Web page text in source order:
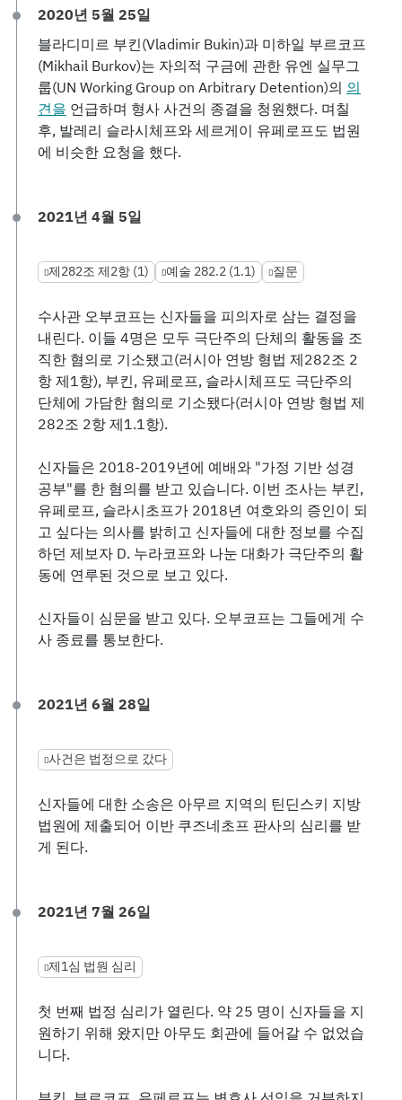
2020년 5월 25일
블라디미르 부킨(Vladimir Bukin)과 미하일 부르코프
(Mikhail Burkov)는 자의적 구금에 관한 유엔 실무그
룹(UN Working Group on Arbitrary Detention)의 의
견을 언급하며 형사 사건의 종결을 청원했다. 며칠
후, 발레리 슬라시체프와 세르게이 유페로프도 법원
에 비슷한 요청을 했다.
2021년 4월 5일
제282조 제2항 (1) 예술 282.2 (1.1) 질문
수사관 오부코프는 신자들을 피의자로 삼는 결정을
내린다. 이들 4명은 모두 극단주의 단체의 활동을 조
직한 혐의로 기소됐고(러시아 연방 형법 제282조 2
항 제1항), 부킨, 유페로프, 슬라시체프도 극단주의
단체에 가담한 혐의로 기소됐다(러시아 연방 형법 제
282조 2항 제1.1항).
신자들은 2018-2019년에 예배와 "가정 기반 성경
공부"를 한 혐의를 받고 있습니다. 이번 조사는 부킨,
유페로프, 슬라시초프가 2018년 여호와의 증인이 되
고 싶다는 의사를 밝히고 신자들에 대한 정보를 수집
하던 제보자 D. 누라코프와 나눈 대화가 극단주의 활
동에 연루된 것으로 보고 있다.
신자들이 심문을 받고 있다. 오부코프는 그들에게 수
사 종료를 통보한다.
2021년 6월 28일
사건은 법정으로 갔다
신자들에 대한 소송은 아무르 지역의 틴딘스키 지방
법원에 제출되어 이반 쿠즈네초프 판사의 심리를 받
게 된다.
2021년 7월 26일
제1심 법원 심리
첫 번째 법정 심리가 열린다. 약 25 명이 신자들을 지
원하기 위해 왔지만 아무도 회관에 들어갈 수 없었습
니다.